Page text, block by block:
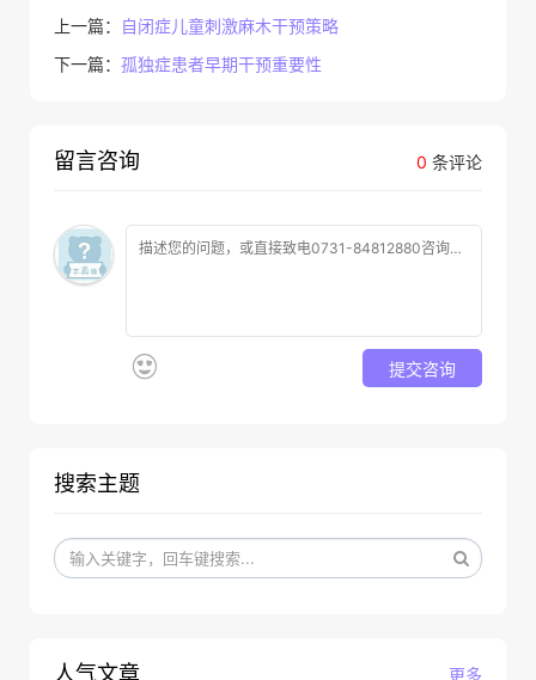
上一篇：
自闭症儿童刺激麻木干预策略
下一篇： 孤独症患者早期干预重要性
0 条评论
留言咨询
提交咨询
搜索主题
更多
人气文章